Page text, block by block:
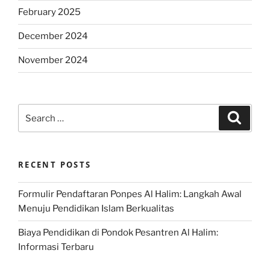
February 2025
December 2024
November 2024
for:
RECENT POSTS
Formulir Pendaftaran Ponpes Al Halim: Langkah Awal
Menuju Pendidikan Islam Berkualitas
Biaya Pendidikan di Pondok Pesantren Al Halim:
Informasi Terbaru